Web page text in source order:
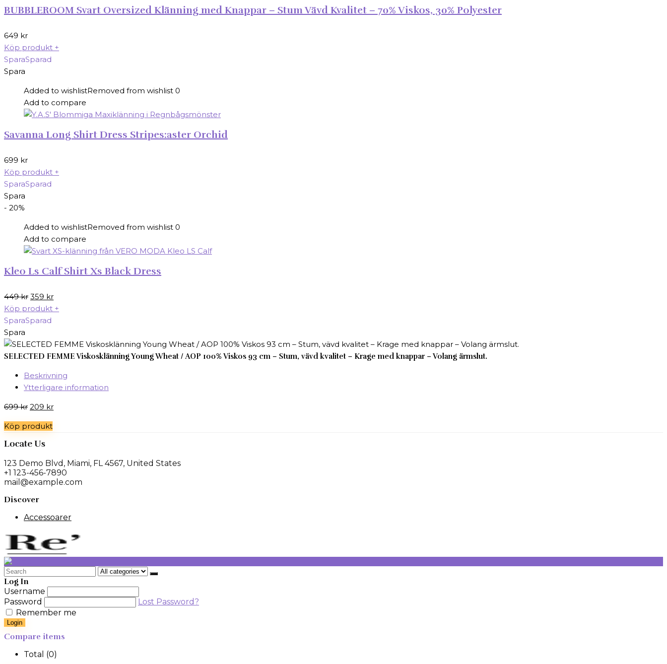
BUBBLEROOM Svart Oversized Klänning med Knappar – Stum Vävd Kvalitet – 70% Viskos, 30% Polyester
649 kr
Köp produkt +
SparaSparad
Spara
Added to wishlistRemoved from wishlist 0
Add to compare
Savanna Long Shirt Dress Stripes:aster Orchid
699 kr
Köp produkt +
SparaSparad
Spara
- 20%
Added to wishlistRemoved from wishlist 0
Add to compare
Kleo Ls Calf Shirt Xs Black Dress
449kr Det
ursprungliga
priset
449 kr.
359 krDet
nuvarande
359 kr.
Köp produkt +
SparaSparad
Spara
SELECTED FEMME Viskosklänning Young Wheat / AOP 100% Viskos 93 cm – Stum, vävd kvalitet – Krage med knappar – Volang ärmslut.
Beskrivning
Ytterligare information
699kr Det
priset
var:
209 krDet
Köp produkt
Locate Us
123 Demo Blvd, Miami, FL 4567, United States
+1 123-456-7890
mail@example.com
Discover
Accessoarer
Search
for:
Log In
Username
Password
Lost Password?
Remember me
Login
Compare items
Total (0)